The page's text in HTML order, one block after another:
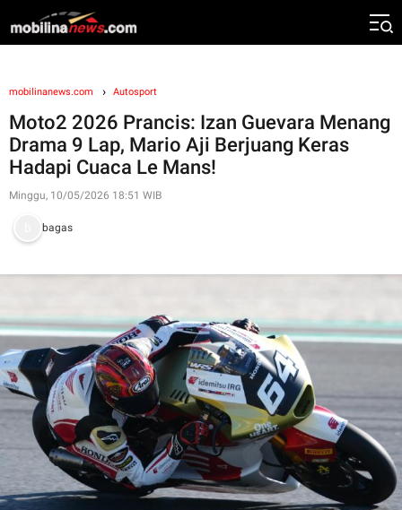
mobilinanews.com Autosport
Moto2 2026 Prancis: Izan Guevara Menang
Drama 9 Lap, Mario Aji Berjuang Keras
Hadapi Cuaca Le Mans!
Minggu, 10/05/2026 18:51 WIB
bagas